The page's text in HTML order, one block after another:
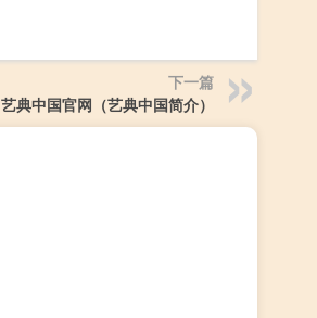
下一篇
艺典中国官网（艺典中国简介）